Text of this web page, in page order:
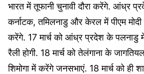
भारत में तूफानी चुनावी दौरा करेंगे. आंध्र
कर्नाटक, तमिलनाडु और केरल में पीएम
करेंगे. 17 मार्च को आंध्र प्रदेश के पलनाडु
रैली होगी. 18 मार्च को तेलंगाना के
शिमोगा में करेंगे जनसभाएं. 18 मार्च को ही